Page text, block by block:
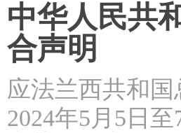
中华人民共
合声明
应法兰西共和
2024年5月5日